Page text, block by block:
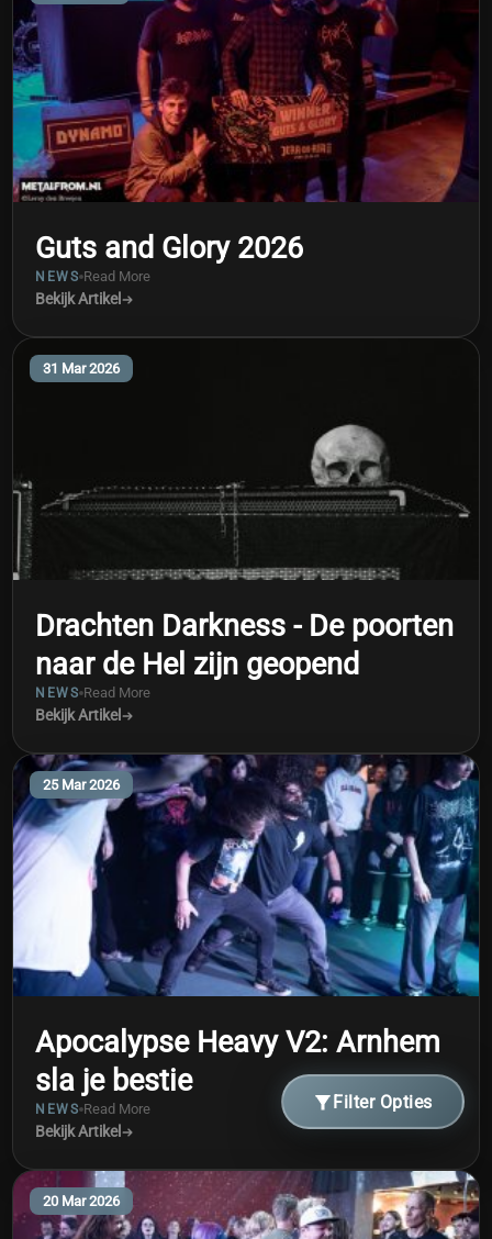
Filter Opties
Guts and Glory 2026
NEWS Read More
Bekijk Artikel
31 Mar 2026
Drachten Darkness - De poorten
naar de Hel zijn geopend
NEWS Read More
Bekijk Artikel
25 Mar 2026
Apocalypse Heavy V2: Arnhem
sla je bestie
NEWS Read More
Bekijk Artikel
20 Mar 2026